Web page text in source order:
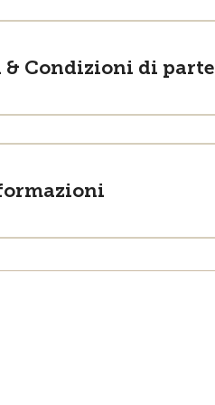
Condizioni di